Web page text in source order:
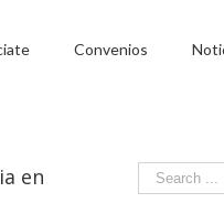
Convenios
en